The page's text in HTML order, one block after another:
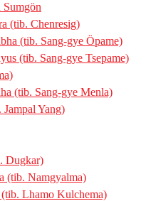
Sumgön
(tib. Chenresig)
(tib. Sang-gye Öpame)
(tib. Sang-gye Tsepame)
(tib. Sang-gye Menla)
Yang)
Dugkar)
(tib. Namgyalma)
Lhamo Kulchema)